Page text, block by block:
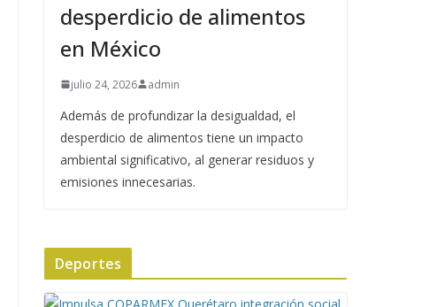
desperdicio de alimentos
en México
julio 24, 2026 admin
Además de profundizar la desigualdad, el
desperdicio de alimentos tiene un impacto
ambiental significativo, al generar residuos y
emisiones innecesarias.
Deportes